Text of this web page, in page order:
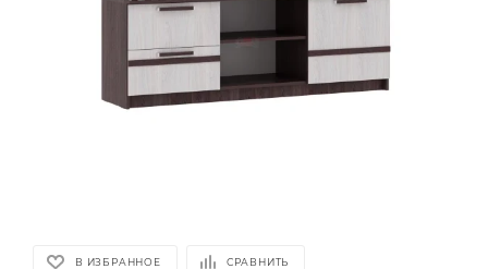
В ИЗБРАННОЕ СРАВНИТЬ